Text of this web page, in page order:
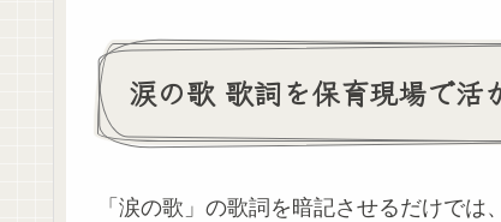
涙の歌 歌詞を保育現場で活
「涙の歌」の歌詞を暗記させるだけで